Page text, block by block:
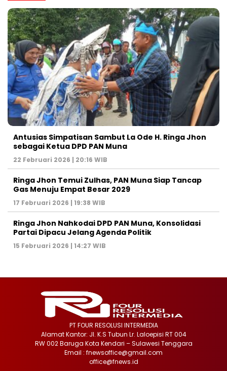
Antusias Simpatisan Sambut La Ode H. Ringa Jhon
sebagai Ketua DPD PAN Muna
22 Februari 2026 | 20:16 WIB
Ringa Jhon Temui Zulhas, PAN Muna Siap Tancap
Gas Menuju Empat Besar 2029
17 Februari 2026 | 19:38 WIB
Ringa Jhon Nahkodai DPD PAN Muna, Konsolidasi
Partai Dipacu Jelang Agenda Politik
15 Februari 2026 | 14:27 WIB
PT FOUR RESOLUSI INTERMEDIA
Alamat Kantor: Jl. K.S Tubun Lr. Laloepisi RT 004
RW 002 Baruga Kota Kendari – Sulawesi Tenggara
Email : fnewsoffice@gmail.com
office@fnews.id